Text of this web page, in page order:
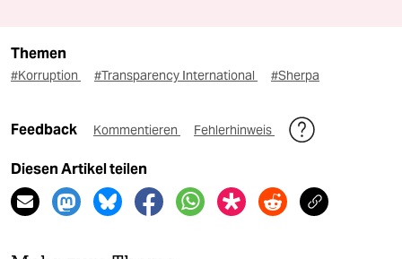
Themen
#Korruption #Transparency International #Sherpa
Feedback Kommentieren Fehlerhinweis
Diesen Artikel teilen